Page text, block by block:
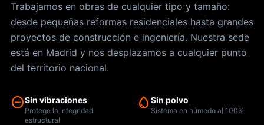
Trabajamos en obras de cualquier tipo y tamaño:
desde pequeñas reformas residenciales hasta grandes
proyectos de construcción e ingeniería. Nuestra sede
está en Madrid y nos desplazamos a cualquier punto
del territorio nacional.
do_not_disturb_onSin vibraciones
Protege la integridad
estructural
water_drop Sin polvo
Sistema en húmedo al 100%